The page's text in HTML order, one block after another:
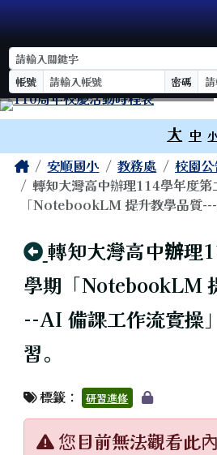
跳至主內容區
臺南市安順國小
導覽列
帳號
密碼
大 中
主內容區域
Home安順國小 教務處
校園
轉知大灣高中辦理114學年度第
「NotebookLM 提升教學品質
回上頁
轉知大灣高中辦理
學期「NotebookLM
--AI 備課工作流實操
習。
標籤： 研習進修
您目前無法觀看此
頁尾區域